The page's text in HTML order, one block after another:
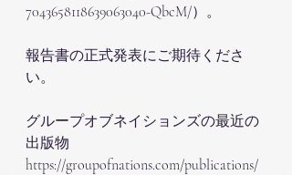
7043658118639063040-QbcM/）。
報告書の正式発表にご期待くださ
い。
グループオブネイションズの最近の
出版物
https://groupofnations.com/publications/